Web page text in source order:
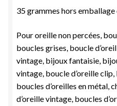
35 grammes hors emballage
Pour oreille non percées,
boucles grises, boucle
vintage, bijoux fantaisie,
vintage, boucle d’oreille
boucles d’oreilles en métal,
d’oreille vintage, boucles